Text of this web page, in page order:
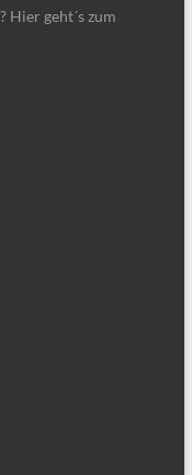
Hier geht´s zum